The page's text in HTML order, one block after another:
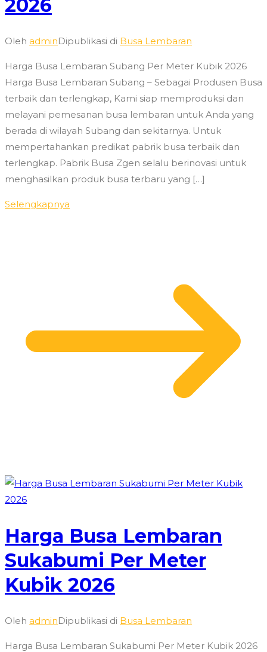
2026
Oleh adminDipublikasi di Busa Lembaran
Harga Busa Lembaran Subang Per Meter Kubik 2026
Harga Busa Lembaran Subang – Sebagai Produsen Busa
terbaik dan terlengkap, Kami siap memproduksi dan
melayani pemesanan busa lembaran untuk Anda yang
berada di wilayah Subang dan sekitarnya. Untuk
mempertahankan predikat pabrik busa terbaik dan
terlengkap. Pabrik Busa Zgen selalu berinovasi untuk
menghasilkan produk busa terbaru yang […]
Selengkapnya
Harga Busa Lembaran
Sukabumi Per Meter
Kubik 2026
Oleh adminDipublikasi di Busa Lembaran
Harga Busa Lembaran Sukabumi Per Meter Kubik 2026